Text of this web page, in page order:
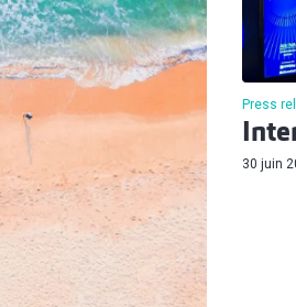
Press
30 juin